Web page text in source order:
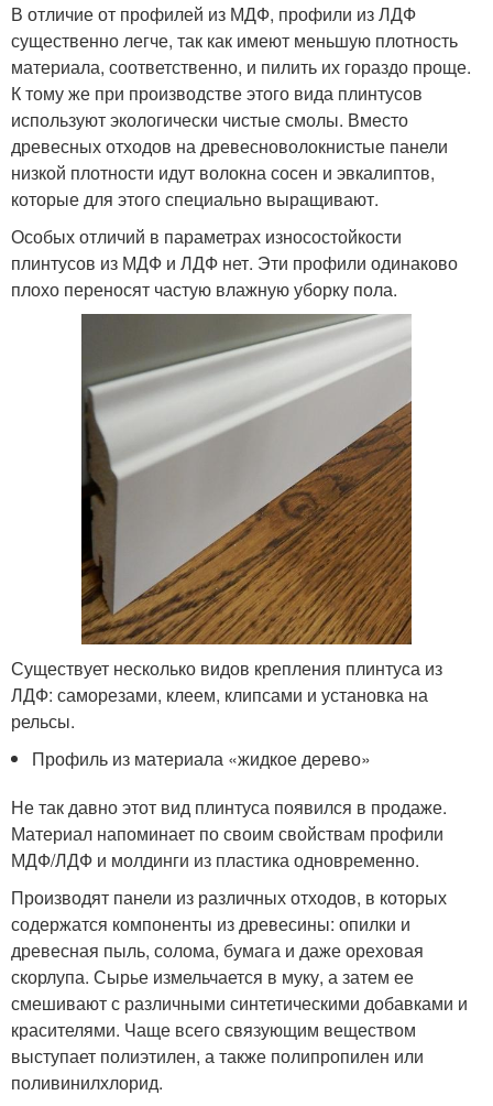
В отличие от профилей из МДФ, профили из ЛДФ
существенно легче, так как имеют меньшую плотность
материала, соответственно, и пилить их гораздо проще.
К тому же при производстве этого вида плинтусов
используют экологически чистые смолы. Вместо
древесных отходов на древесноволокнистые панели
низкой плотности идут волокна сосен и эвкалиптов,
которые для этого специально выращивают.
Особых отличий в параметрах износостойкости
плинтусов из МДФ и ЛДФ нет. Эти профили одинаково
плохо переносят частую влажную уборку пола.
Существует несколько видов крепления плинтуса из
ЛДФ: саморезами, клеем, клипсами и установка на
рельсы.
Профиль из материала «жидкое дерево»
Не так давно этот вид плинтуса появился в продаже.
Материал напоминает по своим свойствам профили
МДФ/ЛДФ и молдинги из пластика одновременно.
Производят панели из различных отходов, в которых
содержатся компоненты из древесины: опилки и
древесная пыль, солома, бумага и даже ореховая
скорлупа. Сырье измельчается в муку, а затем ее
смешивают с различными синтетическими добавками и
красителями. Чаще всего связующим веществом
выступает полиэтилен, а также полипропилен или
поливинилхлорид.